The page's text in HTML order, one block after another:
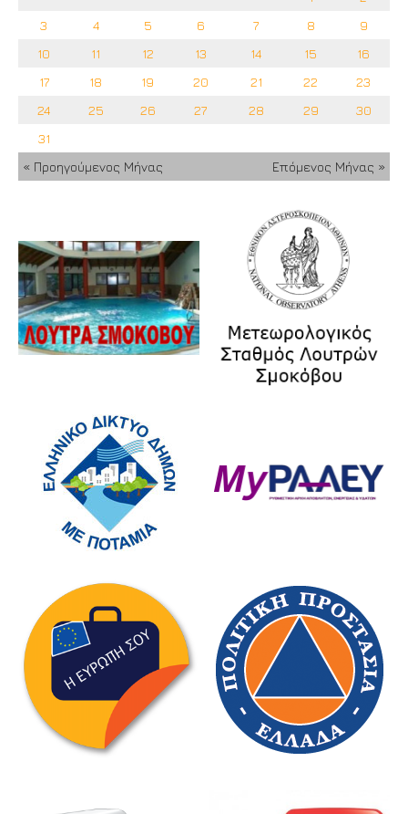
3
4 5 6 7 8
9
10
11 12 13 14 15
16
17
18 19 20 21 22
23
24
25 26 27 28 29
30
31
« Προηγούμενος Μήνας
Επόμενος Μήνας »